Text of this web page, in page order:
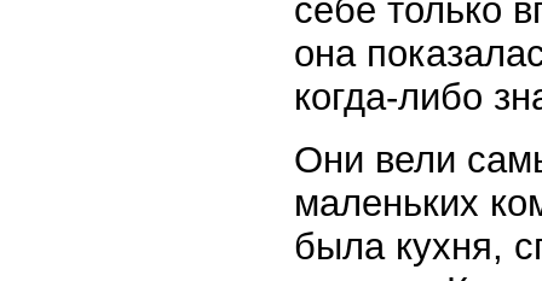
себе только
она
когда-либо
Они вели
маленьких
была кухня,